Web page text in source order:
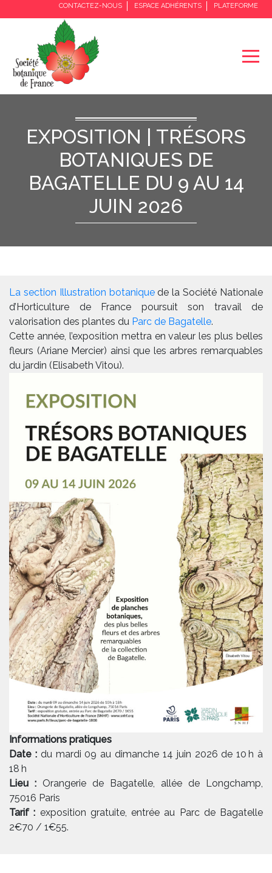
CONTACTEZ-NOUS ESPACE ADHÉRENTS PLATEFORME
EXPOSITION | TRÉSORS
BOTANIQUES DE
BAGATELLE DU 9 AU 14
JUIN 2026
La section Illustration botaniquede la Société Nationale
d’Horticulture de France poursuit son travail de
valorisation des plantes du Parc de Bagatelle.
Cette année, l’exposition mettra en valeur les plus belles
fleurs (Ariane Mercier) ainsi que les arbres remarquables
du jardin (Elisabeth Vitou).
Informations pratiques
Date : du mardi 09 au dimanche 14 juin 2026 de 10 h à
18 h
Lieu : Orangerie de Bagatelle, allée de Longchamp,
75016 Paris
Tarif : exposition gratuite, entrée au Parc de Bagatelle
2€70 / 1€55.